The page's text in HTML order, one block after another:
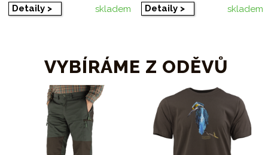
Detaily > skladem Detaily > skladem
VYBÍRÁME Z ODĚVŮ